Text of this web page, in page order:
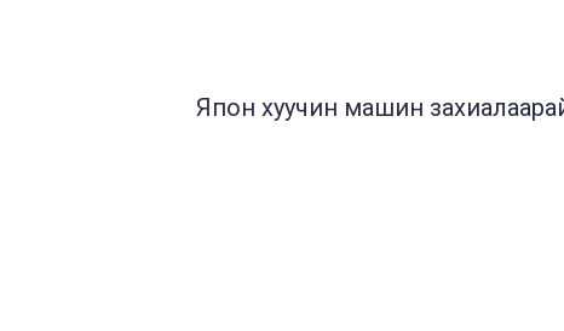
Япон хуучин машин